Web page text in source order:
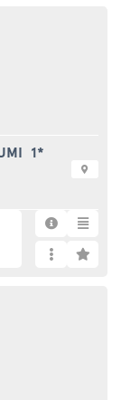
1*